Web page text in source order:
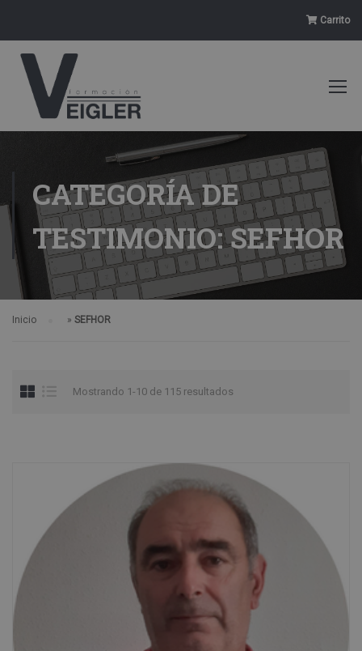
Carrito
CATEGORÍA DE
TESTIMONIO: SEFHOR
Inicio » SEFHOR
Mostrando 1-10 de 115 resultados